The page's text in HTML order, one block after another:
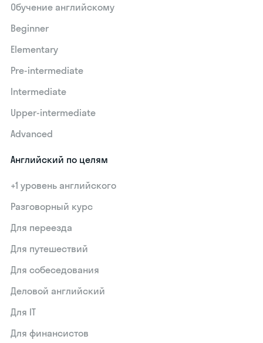
Обучение английскому
Beginner
Elementary
Pre-intermediate
Intermediate
Upper-intermediate
Advanced
Английский по целям
+1 уровень английского
Разговорный курс
Для переезда
Для путешествий
Для собеседования
Деловой английский
Для IT
Для финансистов